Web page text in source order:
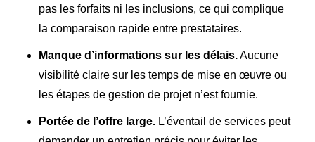
pas les forfaits ni les inclusions, ce qui complique
la comparaison rapide entre prestataires.
Manque d’informations sur les délais.Aucune
visibilité claire sur les temps de mise en œuvre ou
les étapes de gestion de projet n’est fournie.
Portée de l’offre large. L’éventail de services peut